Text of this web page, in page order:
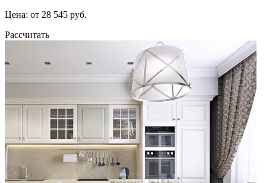
Цена: от 28 545 руб.
Рассчитать